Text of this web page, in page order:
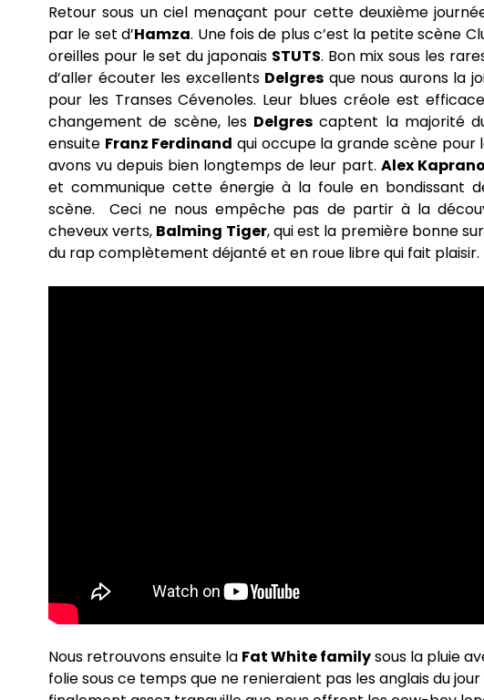
Retour sous un ciel menaçant pour cette deuxième
par le set d’Hamza. Une fois de plus c’est la petite scène
oreilles pour le set du japonais STUTS. Bon mix sous les
d’aller écouter les excellents Delgres que nous aurons la
pour les Transes Cévenoles. Leur blues créole est
changement de scène, les Delgres captent la majorité
ensuite Franz Ferdinand qui occupe la grande scène pour
avons vu depuis bien longtemps de leur part. Alex
et communique cette énergie à la foule en bondissant
scène. Ceci ne nous empêche pas de partir à la
cheveux verts, Balming Tiger, qui est la première bonne
du rap complètement déjanté et en roue libre qui fait plaisir.
Nous retrouvons ensuite la Fat White familysous la pluie
folie sous ce temps que ne renieraient pas les anglais du jour